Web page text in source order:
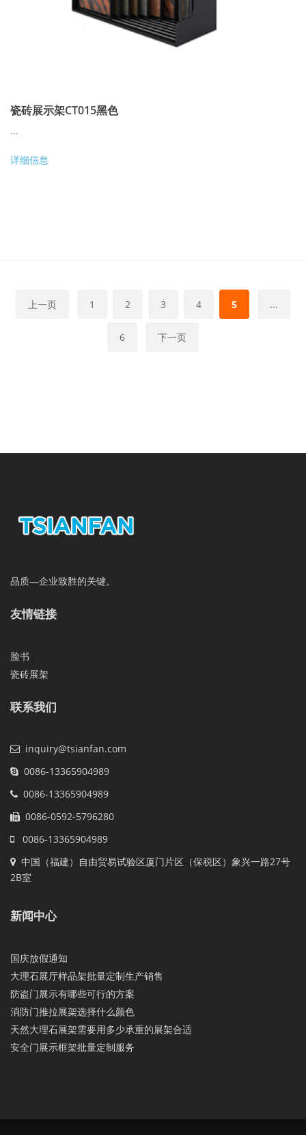
瓷砖展示架CT015黑色
...
详细信息
上一页 1 2 3 4 5 ...
6 下一页
品质—企业致胜的关键。
友情链接
脸书
瓷砖展架
联系我们
inquiry@tsianfan.com
0086-13365904989
0086-13365904989
0086-0592-5796280
0086-13365904989
中国（福建）自由贸易试验区厦门片区（保税区）象兴一路27号
2B室
新闻中心
国庆放假通知
大理石展厅样品架批量定制生产销售
防盗门展示有哪些可行的方案
消防门推拉展架选择什么颜色
天然大理石展架需要用多少承重的展架合适
安全门展示框架批量定制服务